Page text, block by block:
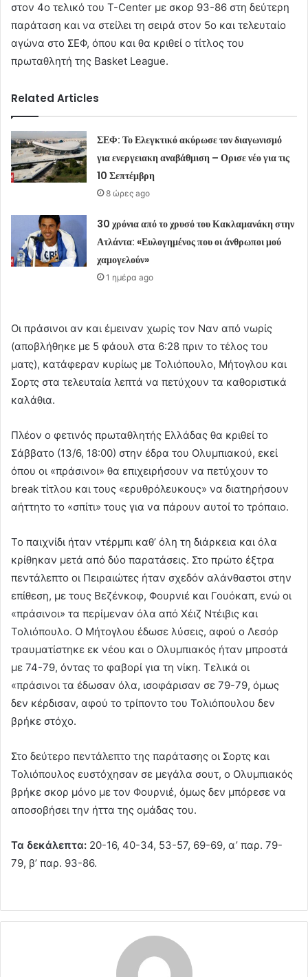
στον 4ο τελικό του T-Center με σκορ 93-86 στη δεύτερη
παράταση και να στείλει τη σειρά στον 5ο και τελευταίο
αγώνα στο ΣΕΦ, όπου και θα κριθεί ο τίτλος του
πρωταθλητή της Basket League.
Related Articles
ΣΕΦ: Το Ελεγκτικό ακύρωσε τον διαγωνισμό
για ενεργειακη αναβάθμιση – Ορισε νέο για τις
10 Σεπτέμβρη
8 ώρες ago
30 χρόνια από το χρυσό του Κακλαμανάκη στην
Ατλάντα: «Ευλογημένος που οι άνθρωποι μού
χαμογελούν»
1 ημέρα ago
Οι πράσινοι αν και έμειναν χωρίς τον Ναν από νωρίς
(αποβλήθηκε με 5 φάουλ στα 6:28 πριν το τέλος του
ματς), κατάφεραν κυρίως με Τολιόπουλο, Μήτογλου και
Σορτς στα τελευταία λεπτά να πετύχουν τα καθοριστικά
καλάθια.
Πλέον ο φετινός πρωταθλητής Ελλάδας θα κριθεί το
Σάββατο (13/6, 18:00) στην έδρα του Ολυμπιακού, εκεί
όπου οι «πράσινοι» θα επιχειρήσουν να πετύχουν το
break τίτλου και τους «ερυθρόλευκους» να διατηρήσουν
αήττητο το «σπίτι» τους για να πάρουν αυτοί το τρόπαιο.
Το παιχνίδι ήταν ντέρμπι καθ’ όλη τη διάρκεια και όλα
κρίθηκαν μετά από δύο παρατάσεις. Στο πρώτο έξτρα
πεντάλεπτο οι Πειραιώτες ήταν σχεδόν αλάνθαστοι στην
επίθεση, με τους Βεζένκοφ, Φουρνιέ και Γουόκαπ, ενώ οι
«πράσινοι» τα περίμεναν όλα από Χέιζ Ντέιβις και
Τολιόπουλο. Ο Μήτογλου έδωσε λύσεις, αφού ο Λεσόρ
τραυματίστηκε εκ νέου και ο Ολυμπιακός ήταν μπροστά
με 74-79, όντας το φαβορί για τη νίκη. Τελικά οι
«πράσινοι τα έδωσαν όλα, ισοφάρισαν σε 79-79, όμως
δεν κέρδισαν, αφού το τρίποντο του Τολιόπουλου δεν
βρήκε στόχο.
Στο δεύτερο πεντάλεπτο της παράτασης οι Σορτς και
Τολιόπουλος ευστόχησαν σε μεγάλα σουτ, ο Ολυμπιακός
βρήκε σκορ μόνο με τον Φουρνιέ, όμως δεν μπόρεσε να
αποσοβήσει την ήττα της ομάδας του.
Τα δεκάλεπτα: 20-16, 40-34, 53-57, 69-69, α’ παρ. 79-
79, β’ παρ. 93-86.